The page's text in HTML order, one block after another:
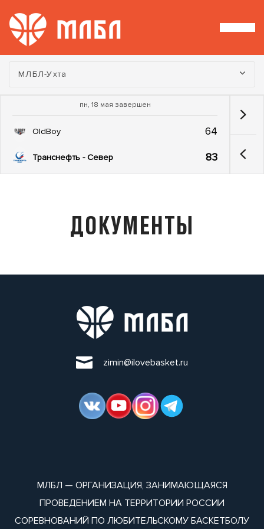
Турнир:
МЛБЛ-Ухта
пн, 18 мая завершен
OldBoy 64
Транснефть - Север 83
ДОКУМЕНТЫ
zimin@ilovebasket.ru
МЛБЛ — ОРГАНИЗАЦИЯ, ЗАНИМАЮЩАЯСЯ
ПРОВЕДЕНИЕМ НА ТЕРРИТОРИИ РОССИИ
СОРЕВНОВАНИЙ ПО ЛЮБИТЕЛЬСКОМУ БАСКЕТБОЛУ